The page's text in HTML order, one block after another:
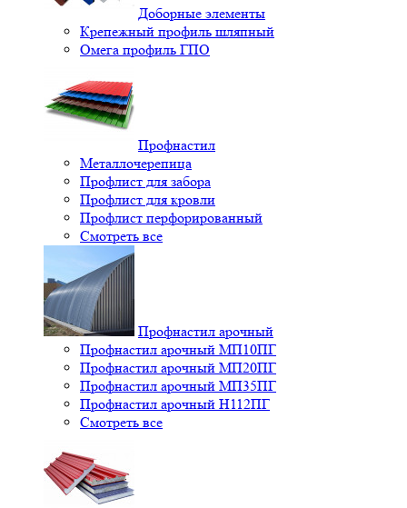
Доборные элементы
Крепежный профиль шляпный
Омега профиль ГПО
Профнастил
Металлочерепица
Профлист для забора
Профлист для кровли
Профлист перфорированный
Смотреть все
Профнастил арочный
Профнастил арочный МП10ПГ
Профнастил арочный МП20ПГ
Профнастил арочный МП35ПГ
Профнастил арочный Н112ПГ
Смотреть все